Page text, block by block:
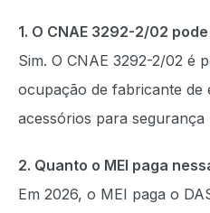
1. O CNAE 3292-2/02 pode
Sim. O CNAE 3292-2/02 é
ocupação de fabricante de
acessórios para
2. Quanto o MEI paga
Em 2026, o MEI paga o